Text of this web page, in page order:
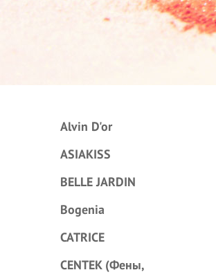
Alvin D'or
ASIAKISS
BELLE JARDIN
Bogenia
CATRICE
CENTEK (Фены,